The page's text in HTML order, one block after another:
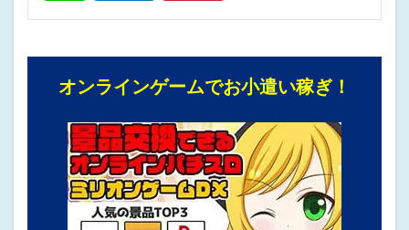
オンラインゲームでお小遣い稼ぎ！